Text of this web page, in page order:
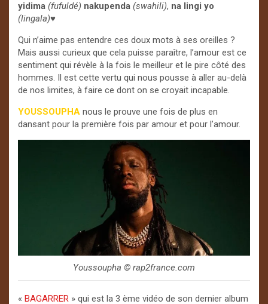
yidima (fufuldé) nakupenda (swahili), na lingi yo
(lingala)♥
Qui n’aime pas entendre ces doux mots à ses oreilles ?
Mais aussi curieux que cela puisse paraître, l’amour est ce
sentiment qui révèle à la fois le meilleur et le pire côté des
hommes. Il est cette vertu qui nous pousse à aller au-delà
de nos limites, à faire ce dont on se croyait incapable.
YOUSSOUPHA nous le prouve une fois de plus en
dansant pour la première fois par amour et pour l’amour.
Youssoupha ©️ rap2france.com
« BAGARRER » qui est la 3 ème vidéo de son dernier album